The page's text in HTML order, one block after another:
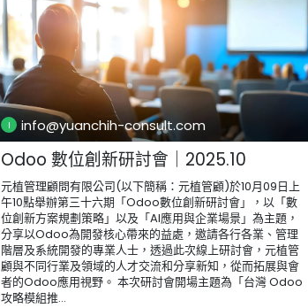
info@yuanchih-consult.com
Odoo 數位創新研討會｜2025.10
元植管理顧問有限公司(以下簡稱：元植管顧)於10月09日上
午10點舉辦第三十六期「Odoo數位創新研討會」，以「數
位創新方案規劃策略」以及「AI應用與企業場景」為主題，
分享以Odoo為開發核心帶來的益處，邀請各行各業、管理
階層及系統開發的專業人士，透過此次線上研討會，元植管
顧與不同行業及領域的人才交流和分享新知，從而拓展與會
者的Odoo應用視野。 ​本次研討會開場主題為「台灣 Odoo
攻略模組推...